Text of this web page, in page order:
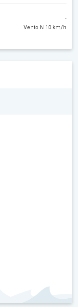
-
Vento N 10 km/h